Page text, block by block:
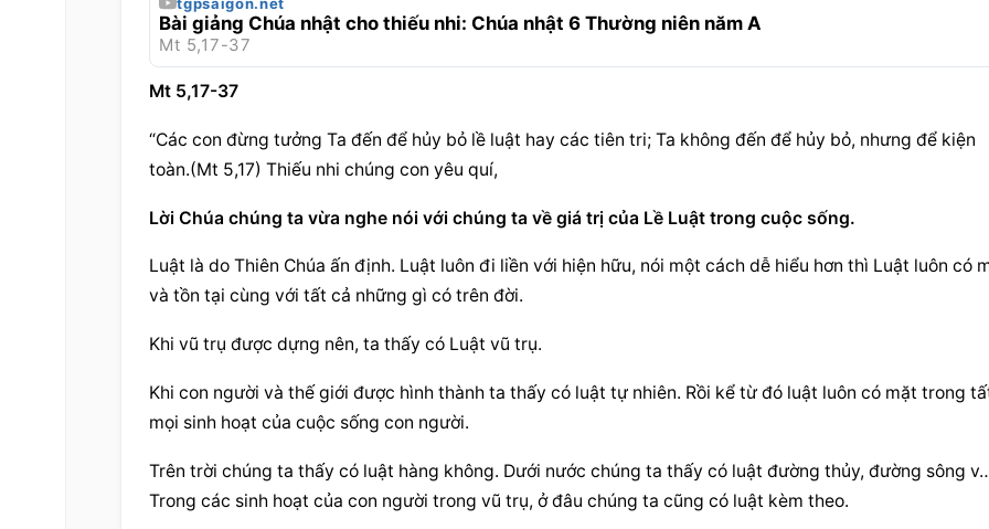
tgpsaigon.net
Bài giảng Chúa nhật cho thiếu nhi: Chúa nhật 6 Thường niên năm A
Mt 5,17-37
Mt 5,17-37
“Các con đừng tưởng Ta đến để hủy bỏ lề luật hay các tiên tri; Ta không đến để hủy bỏ, nhưng để kiện
toàn.(Mt 5,17) Thiếu nhi chúng con yêu quí,
Lời Chúa chúng ta vừa nghe nói với chúng ta về giá trị của Lề Luật trong cuộc sống.
Luật là do Thiên Chúa ấn định. Luật luôn đi liền với hiện hữu, nói một cách dễ hiểu hơn thì Luật luôn có
và tồn tại cùng với tất cả những gì có trên đời.
Khi vũ trụ được dựng nên, ta thấy có Luật vũ trụ.
Khi con người và thế giới được hình thành ta thấy có luật tự nhiên. Rồi kể từ đó luật luôn có mặt trong
mọi sinh hoạt của cuộc sống con người.
Trên trời chúng ta thấy có luật hàng không. Dưới nước chúng ta thấy có luật đường thủy, đường sông
Trong các sinh hoạt của con người trong vũ trụ, ở đâu chúng ta cũng có luật kèm theo.